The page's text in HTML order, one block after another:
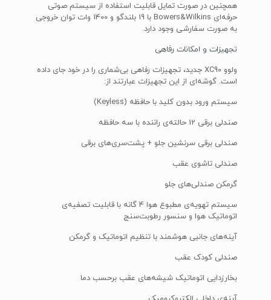
همچنین در صورت تمایل قابلیت استفاده از سیستم صوتی
حرفه‌ای Bowers&Wilkins با 19 بلندگو و 1400 وات توان خروجی
به صورت سفارشی وجود دارد.
تجهیزات و امکانات رفاهی
ولوو XC90 جدید، تجهیزات رفاهی بی‌شماری را در خود جای داده
است. گوشه‌ای از این تجهیزات عبارتند از:
سیستم ورود بدون کلید با حافظه (Keyless)
صندلی برقی 12 حالته‌ی راننده با سه حافظه
صندلی برقی سرنشین جلو + پشت‌سری‌های برقی
صندلی تاشوی عقب
گرمکن صندلی‌های جلو
سیستم تهویه‌ی مطبوع هوا 4 گانه با قابلیت تصفیه‌ی
اتوماتیک هوا و سنسور رطوبت‌سنج
آینه‌های جانبی هوشمند با تنظیم اتوماتیک و گرمکن
صندلی کودک عقب
بخارزدایی اتوماتیک شیشه‌های عقب برحسب دما